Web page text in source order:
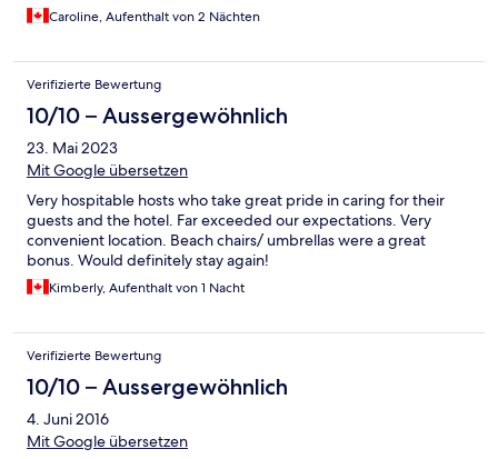
Caroline, Aufenthalt von 2 Nächten
Verifizierte Bewertung
10/10 – Aussergewöhnlich
23. Mai 2023
Mit Google übersetzen
Very hospitable hosts who take great pride in caring for their
guests and the hotel. Far exceeded our expectations. Very
convenient location. Beach chairs/ umbrellas were a great
bonus. Would definitely stay again!
Kimberly, Aufenthalt von 1 Nacht
Verifizierte Bewertung
10/10 – Aussergewöhnlich
4. Juni 2016
Mit Google übersetzen